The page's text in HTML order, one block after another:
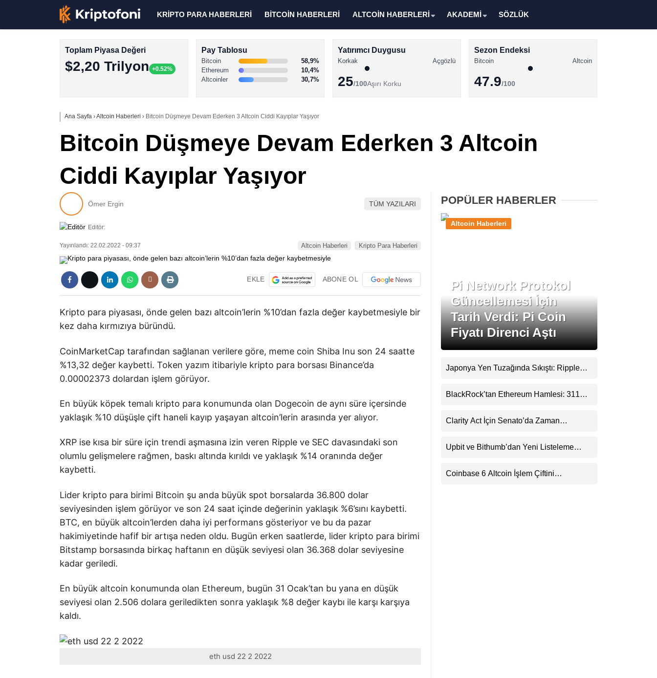
XRP Haberleri
KRİPTO PARA HABERLERİ BİTCOİN HABERLERİ ALTCOİN HABERLERİ AKADEMİ SÖZLÜK
Toplam Piyasa Değeri
$2,20 Trilyon +0.52%
Pay Tablosu
Bitcoin
58,9%
Ethereum
10,4%
Altcoinler
30,7%
Yatırımcı Duygusu
Korkak Açgözlü
25/100Aşırı Korku
Sezon Endeksi
Bitcoin Altcoin
47.9/100
Ana Sayfa ›Altcoin Haberleri › Bitcoin Düşmeye Devam Ederken 3 Altcoin Ciddi Kayıplar Yaşıyor
Bitcoin Düşmeye Devam Ederken 3 Altcoin
Ciddi Kayıplar Yaşıyor
Ömer Ergin TÜM YAZILARI
Editör:
Yayınlandı: 22.02.2022 - 09:37 Altcoin Haberleri Kripto Para Haberleri
EKLE ABONE OL
Kripto para piyasası, önde gelen bazı altcoin’lerin %10’dan fazla değer kaybetmesiyle bir
kez daha kırmızıya büründü.
CoinMarketCap tarafından sağlanan verilere göre, meme coin Shiba Inu son 24 saatte
%13,32 değer kaybetti. Token yazım itibariyle kripto para borsası Binance’da
0.00002373 dolardan işlem görüyor.
En büyük köpek temalı kripto para konumunda olan Dogecoin de aynı süre içersinde
yaklaşık %10 düşüşle çift haneli kayıp yaşayan altcoin’lerin arasında yer alıyor.
XRP ise kısa bir süre için trendi aşmasına izin veren Ripple ve SEC davasındaki son
olumlu gelişmelere rağmen, baskı altında kırıldı ve yaklaşık %14 oranında değer
kaybetti.
Lider kripto para birimi Bitcoin şu anda büyük spot borsalarda 36.800 dolar
seviyesinden işlem görüyor ve son 24 saat içinde değerinin yaklaşık %6’sını kaybetti.
BTC, en büyük altcoin’lerden daha iyi performans gösteriyor ve bu da pazar
hakimiyetinde hafif bir artışa neden oldu. Bugün erken saatlerde, lider kripto para birimi
Bitstamp borsasında birkaç haftanın en düşük seviyesi olan 36.368 dolar seviyesine
kadar geriledi.
En büyük altcoin konumunda olan Ethereum, bugün 31 Ocak’tan bu yana en düşük
seviyesi olan 2.506 dolara geriledikten sonra yaklaşık %8 değer kaybı ile karşı karşıya
kaldı.
eth usd 22 2 2022
POPÜLER HABERLER
Pi Network Protokol
Güncellemesi İçin
Tarih Verdi: Pi Coin
Fiyatı Direnci Aştı
Altcoin Haberleri
Japonya Yen Tuzağında Sıkıştı: Ripple
BlackRock’tan Ethereum Hamlesi: 311
Clarity Act İçin Senato’da Zaman
Upbit ve Bithumb’dan Yeni Listeleme
Geliyor
Coinbase 6 Altcoin İşlem Çiftini